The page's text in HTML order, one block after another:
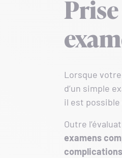
Lorsque
d’un simple
il est
Outre
examens